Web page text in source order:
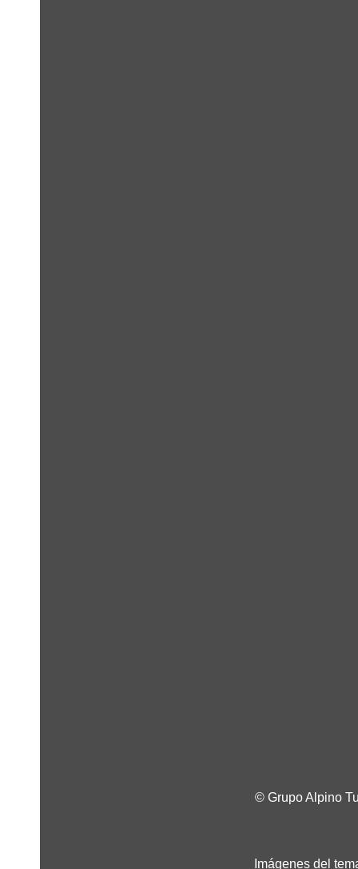
© Grupo Alpino
Imágenes del